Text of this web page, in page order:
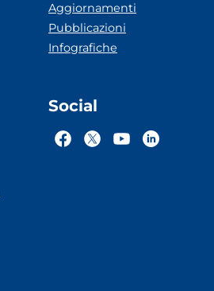
Aggiornamenti
Pubblicazioni
Infografiche
Social